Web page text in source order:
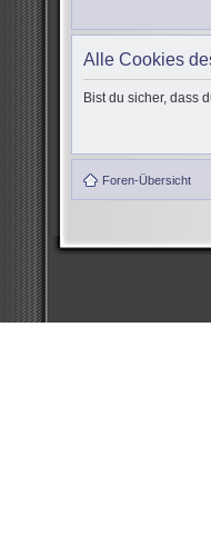
Alle Cookies
Bist du sicher, dass
Foren-Übersicht